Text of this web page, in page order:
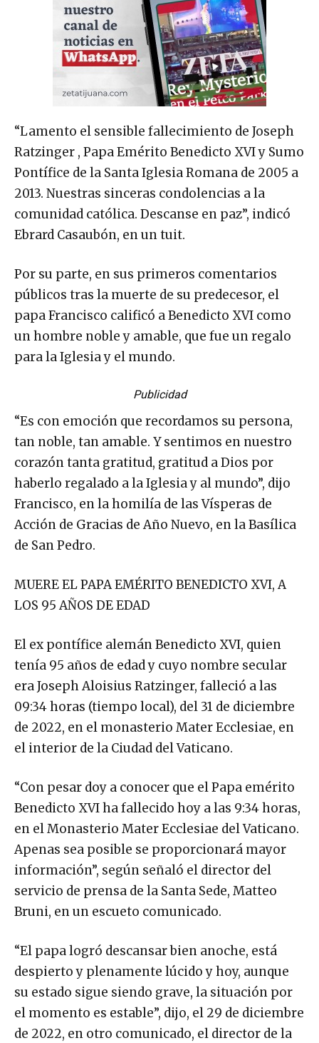
“Lamento el sensible fallecimiento de Joseph
Ratzinger , Papa Emérito Benedicto XVI y Sumo
Pontífice de la Santa Iglesia Romana de 2005 a
2013. Nuestras sinceras condolencias a la
comunidad católica. Descanse en paz”, indicó
Ebrard Casaubón, en un tuit.
Por su parte, en sus primeros comentarios
públicos tras la muerte de su predecesor, el
papa Francisco calificó a Benedicto XVI como
un hombre noble y amable, que fue un regalo
para la Iglesia y el mundo.
Publicidad
“Es con emoción que recordamos su persona,
tan noble, tan amable. Y sentimos en nuestro
corazón tanta gratitud, gratitud a Dios por
haberlo regalado a la Iglesia y al mundo”, dijo
Francisco, en la homilía de las Vísperas de
Acción de Gracias de Año Nuevo, en la Basílica
de San Pedro.
MUERE EL PAPA EMÉRITO BENEDICTO XVI, A
LOS 95 AÑOS DE EDAD
El ex pontífice alemán Benedicto XVI, quien
tenía 95 años de edad y cuyo nombre secular
era Joseph Aloisius Ratzinger, falleció a las
09:34 horas (tiempo local), del 31 de diciembre
de 2022, en el monasterio Mater Ecclesiae, en
el interior de la Ciudad del Vaticano.
“Con pesar doy a conocer que el Papa emérito
Benedicto XVI ha fallecido hoy a las 9:34 horas,
en el Monasterio Mater Ecclesiae del Vaticano.
Apenas sea posible se proporcionará mayor
información”, según señaló el director del
servicio de prensa de la Santa Sede, Matteo
Bruni, en un escueto comunicado.
“El papa logró descansar bien anoche, está
despierto y plenamente lúcido y hoy, aunque
su estado sigue siendo grave, la situación por
el momento es estable”, dijo, el 29 de diciembre
de 2022, en otro comunicado, el director de la